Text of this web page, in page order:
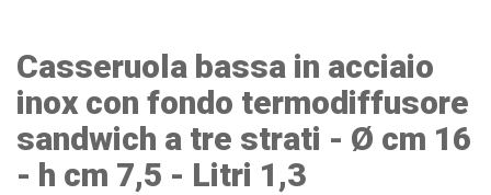
Casseruola bassa in acciaio
inox con fondo termodiffusore
sandwich a tre strati - Ø cm 16
- h cm 7,5 - Litri 1,3